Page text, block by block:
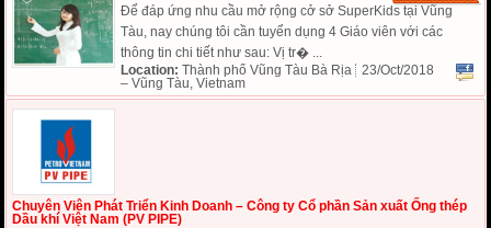
Để đáp ứng nhu cầu mở rộng cở sở SuperKids tại Vũng
Tàu, nay chúng tôi cần tuyển dụng 4 Giáo viên với các
thông tin chi tiết như sau: Vị tr� ...
Location: Thành phố Vũng Tàu Bà Rịa
– Vũng Tàu, Vietnam
23/Oct/2018
Chuyên Viên Phát Triển Kinh Doanh – Công ty Cổ phần Sản xuất Ống thép
Dầu khí Việt Nam (PV PIPE)